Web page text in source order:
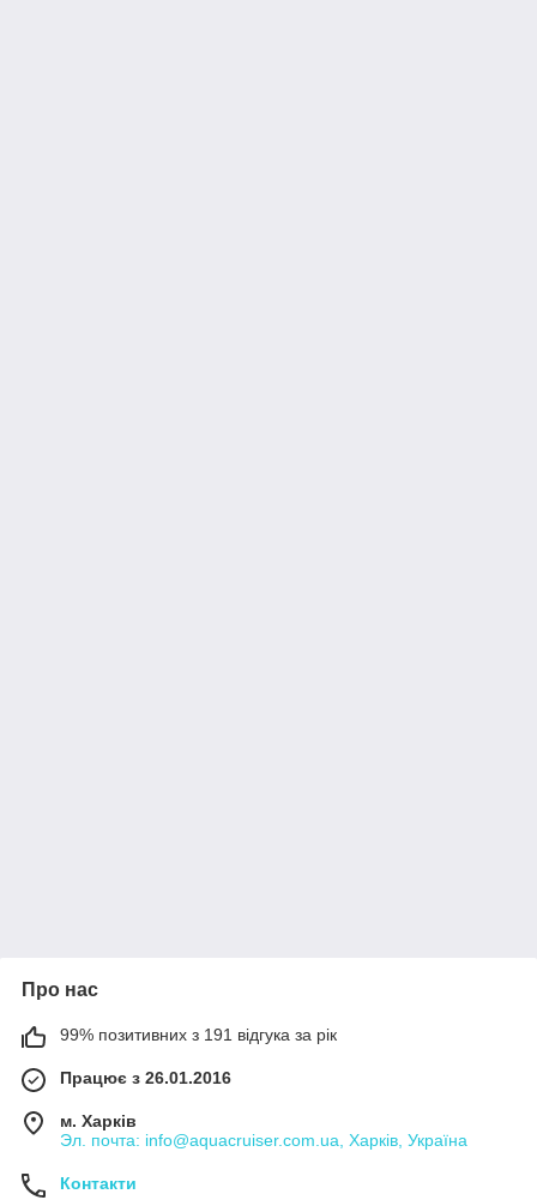
Про нас
99% позитивних з 191 відгука за рік
Працює з 26.01.2016
м. Харків
Эл. почта: info@aquacruiser.com.ua, Харків, Україна
Контакти